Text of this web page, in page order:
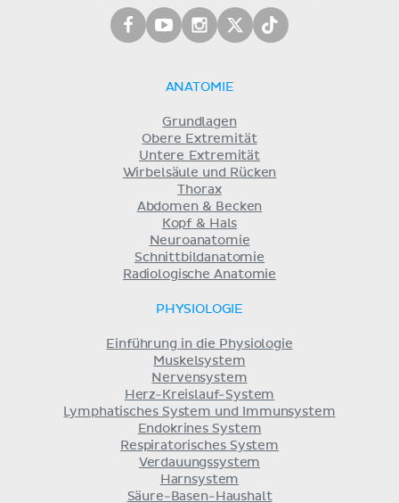
ANATOMIE
Grundlagen
Obere Extremität
Untere Extremität
Wirbelsäule und Rücken
Thorax
Abdomen & Becken
Kopf & Hals
Neuroanatomie
Schnittbildanatomie
Radiologische Anatomie
PHYSIOLOGIE
Einführung in die Physiologie
Muskelsystem
Nervensystem
Herz-Kreislauf-System
Lymphatisches System und Immunsystem
Endokrines System
Respiratorisches System
Verdauungssystem
Harnsystem
Säure-Basen-Haushalt